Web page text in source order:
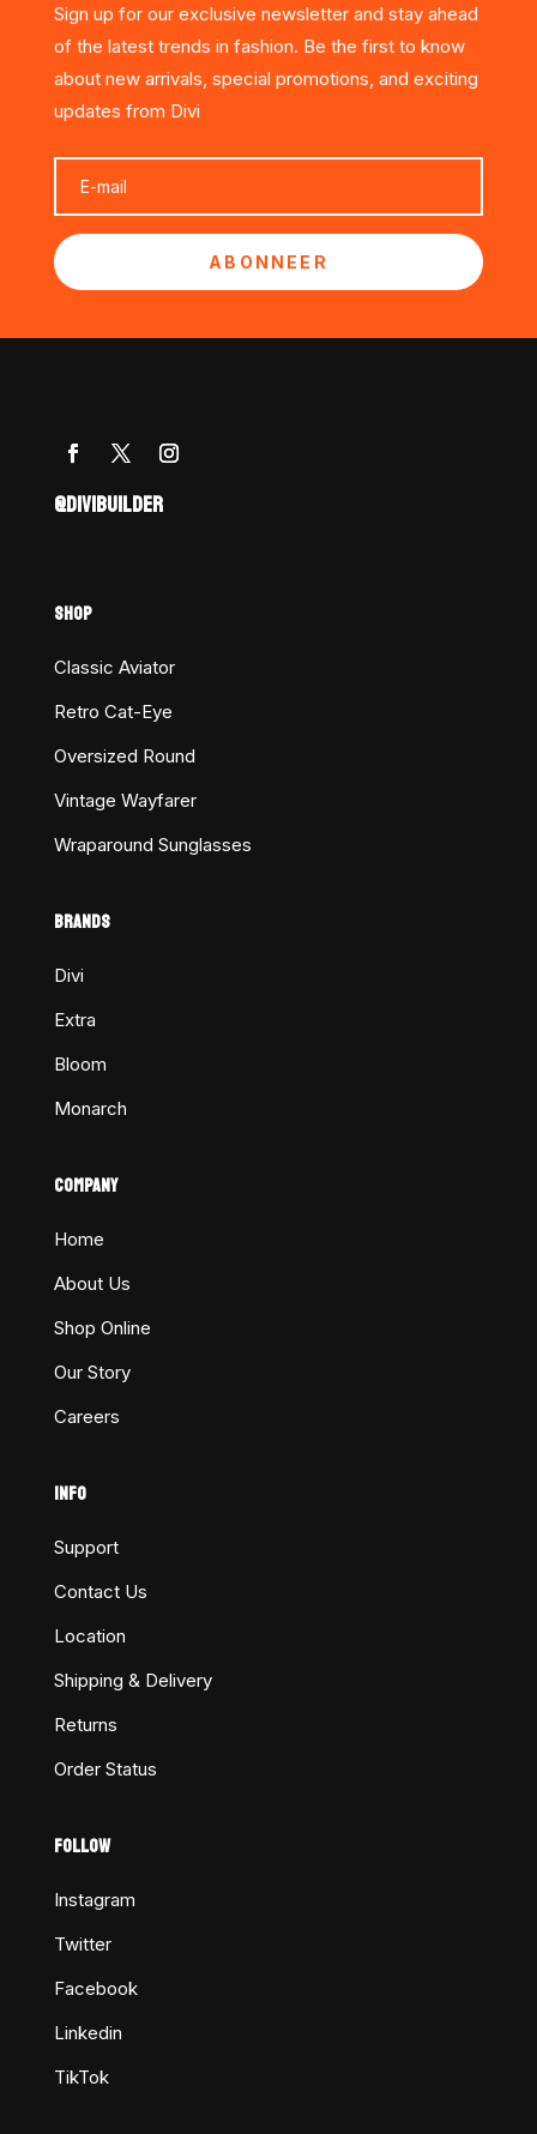
Sign up for our exclusive newsletter and stay ahead
of the latest trends in fashion. Be the first to know
about new arrivals, special promotions, and exciting
updates from Divi
ABONNEER
@DIVIBUILDER
SHOP
Classic Aviator
Retro Cat-Eye
Oversized Round
Vintage Wayfarer
Wraparound Sunglasses
BRANDS
Divi
Extra
Bloom
Monarch
COMPANY
Home
About Us
Shop Online
Our Story
Careers
INFO
Support
Contact Us
Location
Shipping & Delivery
Returns
Order Status
FOLLOW
Instagram
Twitter
Facebook
Linkedin
TikTok